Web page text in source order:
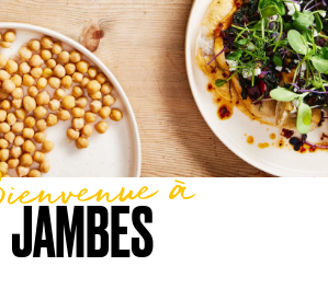
JAMBES
à